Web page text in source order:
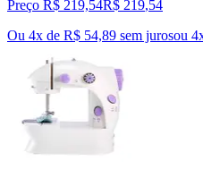
Preço R$ 219,54R$ 219,54
Ou 4x de R$ 54,89 sem jurosou 4